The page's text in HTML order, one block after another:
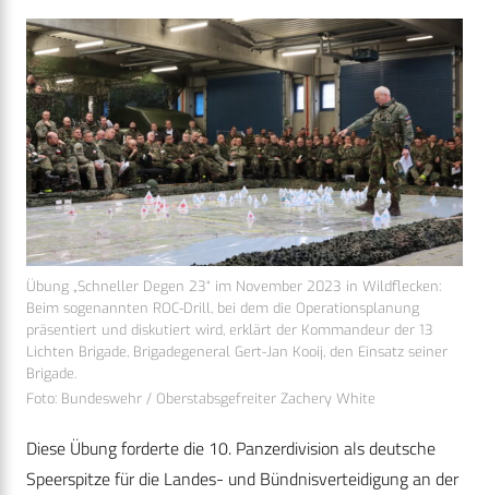
Übung „Schneller Degen 23“ im November 2023 in Wildflecken:
Beim sogenannten ROC-Drill, bei dem die Operationsplanung
präsentiert und diskutiert wird, erklärt der Kommandeur der 13
Lichten Brigade, Brigadegeneral Gert-Jan Kooij, den Einsatz seiner
Brigade.
Foto: Bundeswehr / Oberstabsgefreiter Zachery White
Diese Übung forderte die 10. Panzerdivision als deutsche
Speerspitze für die Landes- und Bündnisverteidigung an der